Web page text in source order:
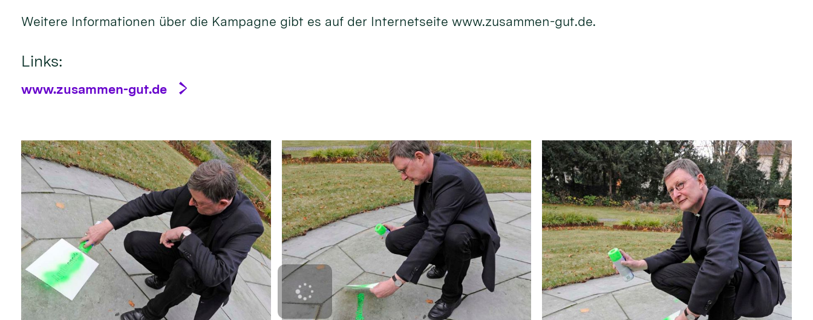
Weitere Informationen über die Kampagne gibt es auf der Internetseite www.zusammen-gut.de.
Links:
www.zusammen-gut.de